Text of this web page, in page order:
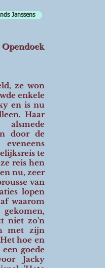
ze won
enkele
en is nu
Haar
door de
te
reis hen
nu, zeer
van
lopen
waarom
niet zo'n
met zijn
hoe en
goede
Jacky
Janssens